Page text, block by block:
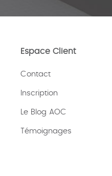
Espace Client
Contact
Inscription
Le Blog AOC
Témoignages